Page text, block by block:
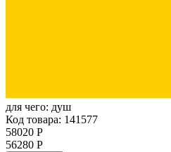
для чего: душ
Код товара: 141577
58020 Р
56280 Р